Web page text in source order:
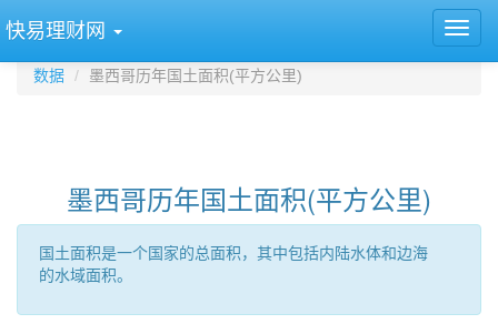
快易理财网
数据 墨西哥历年国土面积(平方公里)
墨西哥历年国土面积(平方公里)
国土面积是一个国家的总面积，其中包括内陆水体和边海
的水域面积。